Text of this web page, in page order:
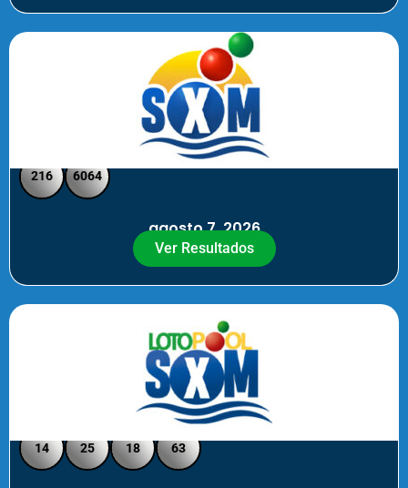
SXM Noche - Pick 3 Pick 4
216 6064
agosto 7, 2026
Ver Resultados
Loto Pool SXM Noche
14 25 18 63